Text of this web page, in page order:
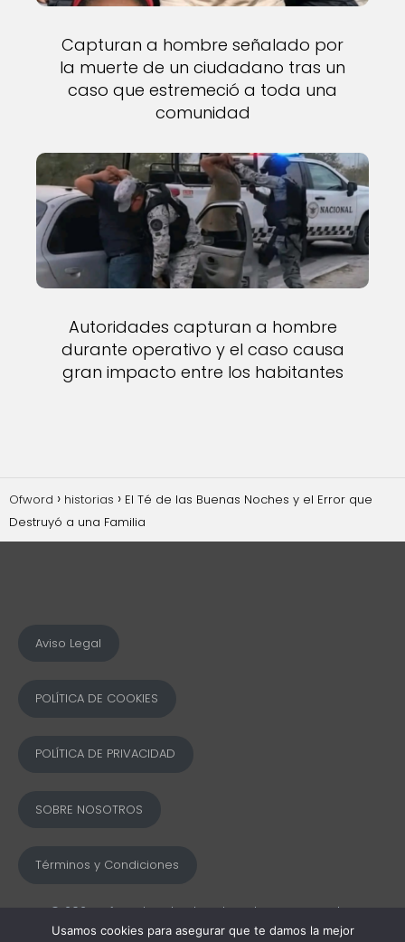
Capturan a hombre señalado por
la muerte de un ciudadano tras un
caso que estremeció a toda una
comunidad
Autoridades capturan a hombre
durante operativo y el caso causa
gran impacto entre los habitantes
Ofword historias
El Té de las Buenas Noches y el Error que
Destruyó a una Familia
Aviso Legal
POLÍTICA DE COOKIES
POLÍTICA DE PRIVACIDAD
SOBRE NOSOTROS
Términos y Condiciones
© 2025 Ofword Todos los derechos reservados
Usamos cookies para asegurar que te damos la mejor